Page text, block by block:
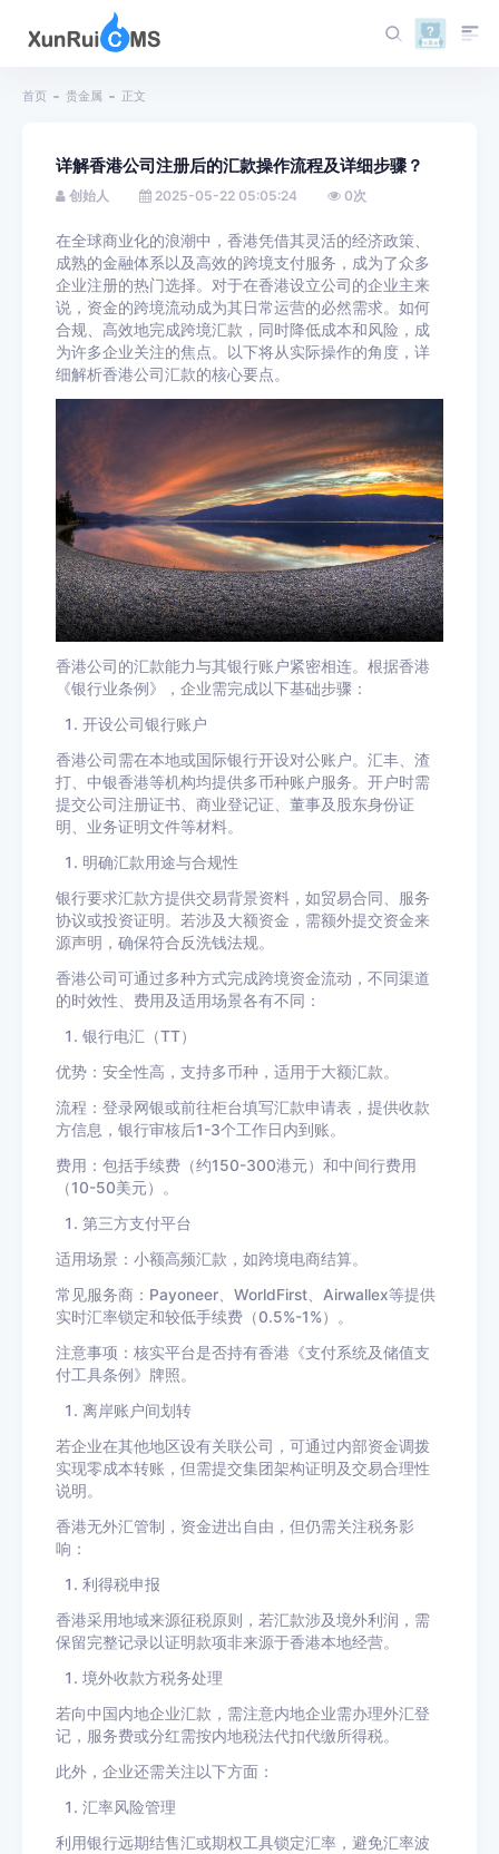
首页 贵金属 正文
详解香港公司注册后的汇款操作流程及详细步骤？
创始人 2025-05-22 05:05:24 0次
在全球商业化的浪潮中，香港凭借其灵活的经济政策、
成熟的金融体系以及高效的跨境支付服务，成为了众多
企业注册的热门选择。对于在香港设立公司的企业主来
说，资金的跨境流动成为其日常运营的必然需求。如何
合规、高效地完成跨境汇款，同时降低成本和风险，成
为许多企业关注的焦点。以下将从实际操作的角度，详
细解析香港公司汇款的核心要点。
香港公司的汇款能力与其银行账户紧密相连。根据香港
《银行业条例》，企业需完成以下基础步骤：
开设公司银行账户
香港公司需在本地或国际银行开设对公账户。汇丰、渣
打、中银香港等机构均提供多币种账户服务。开户时需
提交公司注册证书、商业登记证、董事及股东身份证
明、业务证明文件等材料。
明确汇款用途与合规性
银行要求汇款方提供交易背景资料，如贸易合同、服务
协议或投资证明。若涉及大额资金，需额外提交资金来
源声明，确保符合反洗钱法规。
香港公司可通过多种方式完成跨境资金流动，不同渠道
的时效性、费用及适用场景各有不同：
银行电汇（TT）
优势：安全性高，支持多币种，适用于大额汇款。
流程：登录网银或前往柜台填写汇款申请表，提供收款
方信息，银行审核后1-3个工作日内到账。
费用：包括手续费（约150-300港元）和中间行费用
（10-50美元）。
第三方支付平台
适用场景：小额高频汇款，如跨境电商结算。
常见服务商：Payoneer、WorldFirst、Airwallex等提供
实时汇率锁定和较低手续费（0.5%-1%）。
注意事项：核实平台是否持有香港《支付系统及储值支
付工具条例》牌照。
离岸账户间划转
若企业在其他地区设有关联公司，可通过内部资金调拨
实现零成本转账，但需提交集团架构证明及交易合理性
说明。
香港无外汇管制，资金进出自由，但仍需关注税务影
响：
利得税申报
香港采用地域来源征税原则，若汇款涉及境外利润，需
保留完整记录以证明款项非来源于香港本地经营。
境外收款方税务处理
若向中国内地企业汇款，需注意内地企业需办理外汇登
记，服务费或分红需按内地税法代扣代缴所得税。
此外，企业还需关注以下方面：
汇率风险管理
利用银行远期结售汇或期权工具锁定汇率，避免汇率波